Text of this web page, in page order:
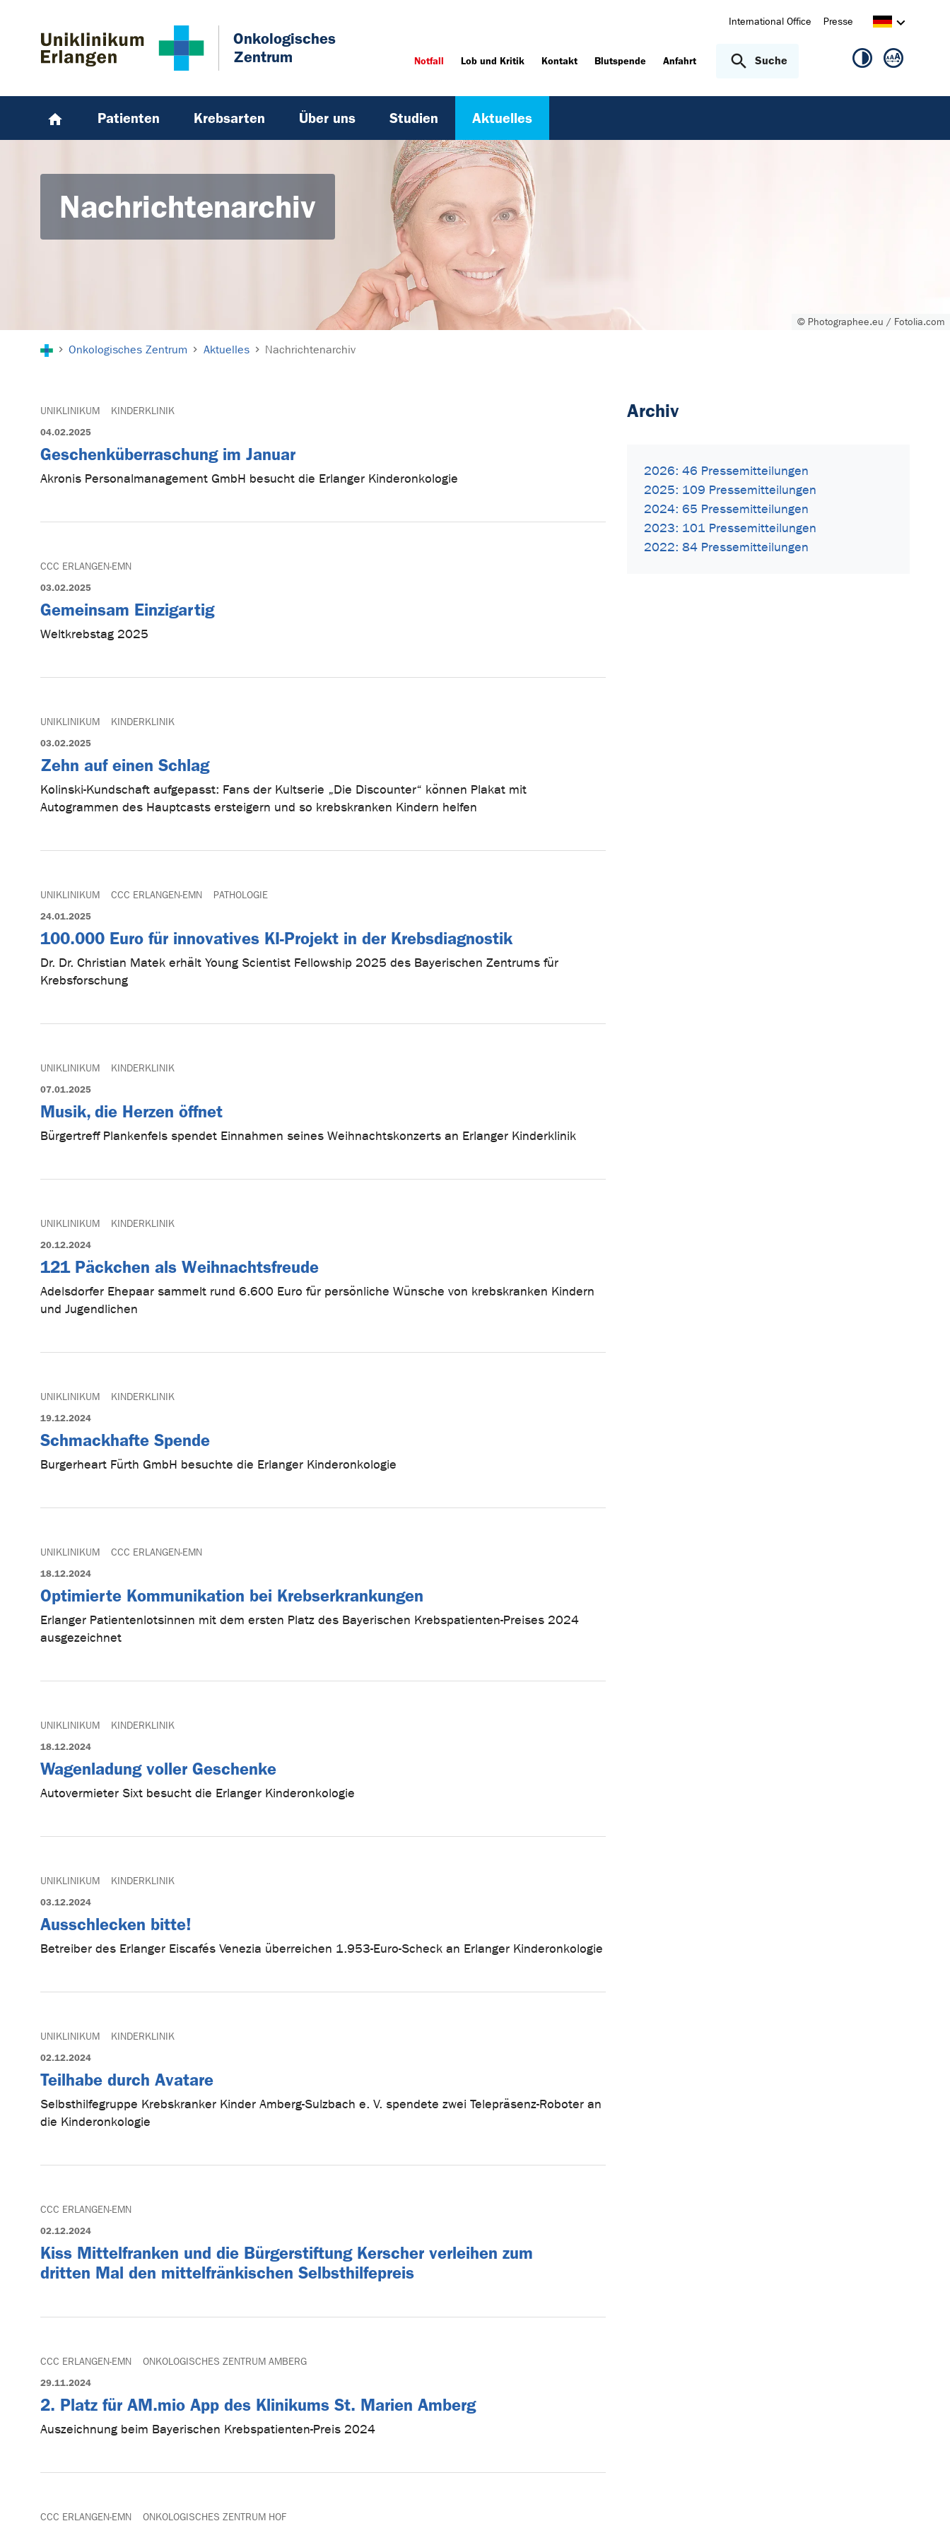
Onkologisches
Zentrum
International Office Presse
Notfall Lob und Kritik Kontakt Blutspende Anfahrt Suche
Patienten Krebsarten Über uns Studien Aktuelles
© Photographee.eu / Fotolia.com
Nachrichtenarchiv
Onkologisches Zentrum Aktuelles Nachrichtenarchiv
UNIKLINIKUM KINDERKLINIK
04.02.2025
Geschenküberraschung im Januar
Akronis Personalmanagement GmbH besucht die Erlanger Kinderonkologie
CCC ERLANGEN-EMN
03.02.2025
Gemeinsam Einzigartig
Weltkrebstag 2025
UNIKLINIKUM KINDERKLINIK
03.02.2025
Zehn auf einen Schlag
Kolinski-Kundschaft aufgepasst: Fans der Kultserie „Die Discounter“ können Plakat mit
Autogrammen des Hauptcasts ersteigern und so krebskranken Kindern helfen
UNIKLINIKUM CCC ERLANGEN-EMN PATHOLOGIE
24.01.2025
100.000 Euro für innovatives KI-Projekt in der Krebsdiagnostik
Dr. Dr. Christian Matek erhält Young Scientist Fellowship 2025 des Bayerischen Zentrums für
Krebsforschung
UNIKLINIKUM KINDERKLINIK
07.01.2025
Musik, die Herzen öffnet
Bürgertreff Plankenfels spendet Einnahmen seines Weihnachtskonzerts an Erlanger Kinderklinik
UNIKLINIKUM KINDERKLINIK
20.12.2024
121 Päckchen als Weihnachtsfreude
Adelsdorfer Ehepaar sammelt rund 6.600 Euro für persönliche Wünsche von krebskranken Kindern
und Jugendlichen
UNIKLINIKUM KINDERKLINIK
19.12.2024
Schmackhafte Spende
Burgerheart Fürth GmbH besuchte die Erlanger Kinderonkologie
UNIKLINIKUM CCC ERLANGEN-EMN
18.12.2024
Optimierte Kommunikation bei Krebserkrankungen
Erlanger Patientenlotsinnen mit dem ersten Platz des Bayerischen Krebspatienten-Preises 2024
ausgezeichnet
UNIKLINIKUM KINDERKLINIK
18.12.2024
Wagenladung voller Geschenke
Autovermieter Sixt besucht die Erlanger Kinderonkologie
UNIKLINIKUM KINDERKLINIK
03.12.2024
Ausschlecken bitte!
Betreiber des Erlanger Eiscafés Venezia überreichen 1.953-Euro-Scheck an Erlanger Kinderonkologie
UNIKLINIKUM KINDERKLINIK
02.12.2024
Teilhabe durch Avatare
Selbsthilfegruppe Krebskranker Kinder Amberg-Sulzbach e. V. spendete zwei Telepräsenz-Roboter an
die Kinderonkologie
CCC ERLANGEN-EMN
02.12.2024
Kiss Mittelfranken und die Bürgerstiftung Kerscher verleihen zum
dritten Mal den mittelfränkischen Selbsthilfepreis
CCC ERLANGEN-EMN ONKOLOGISCHES ZENTRUM AMBERG
29.11.2024
2. Platz für AM.mio App des Klinikums St. Marien Amberg
Auszeichnung beim Bayerischen Krebspatienten-Preis 2024
CCC ERLANGEN-EMN ONKOLOGISCHES ZENTRUM HOF
Archiv
2026: 46 Pressemitteilungen
2025: 109 Pressemitteilungen
2024: 65 Pressemitteilungen
2023: 101 Pressemitteilungen
2022: 84 Pressemitteilungen